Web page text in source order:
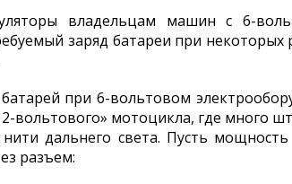
владельцам машин с 6-
заряд батареи при некоторых
при 6-вольтовом
вольтового» мотоцикла, где много
дальнего света. Пусть
разъем: